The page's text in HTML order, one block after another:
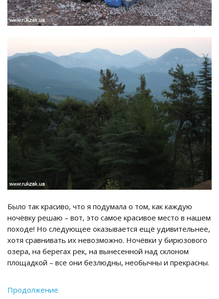
Было так красиво, что я подумала о том, как каждую
ночёвку решаю – вот, это самое красивое место в нашем
походе! Но следующее оказывается ещё удивительнее,
хотя сравнивать их невозможно. Ночёвки у бирюзового
озера, на берегах рек, на вынесенной над склоном
площадкой – все они безлюдны, необычны и прекрасны.
Продолжение